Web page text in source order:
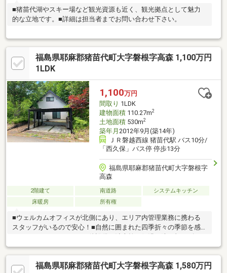
■猪苗代湖やスキー場など観光資源も近く、観光拠点として魅力
的な立地です。■詳細は担当者までお問い合わせ下さい。
福島県耶麻郡猪苗代町大字磐根字高森 1,100万円
1LDK
1,100万円
間取り 1LDK
建物面積110.27m2
土地面積530m2
築年月 2012年9月(築14年)
ＪＲ磐越西線 猪苗代駅 バス10分/
「西久保」バス停 停歩13分
福島県耶麻郡猪苗代町大字磐根字
高森
2階建て 南道路
システムキッチン
床暖房
所有権
■ウェルカムオフィスが北側にあり、エリア内管理業務に携わる
スタッフがいるので安心！■自然に囲まれた四季折々の季節を感
じるロケーション！■その他設備：消火栓、側溝、防犯灯、ゴミ
集積所■温泉引込済■ウォークインクローゼット約5帖■暖炉■1ＬＤ
Ｋ＋タタミスペース■内覧ご希望の際には、事前にご連絡をお願
い致します。ベテランスタッフがご案内致します！
福島県耶麻郡猪苗代町大字磐根字高森 1,580万円